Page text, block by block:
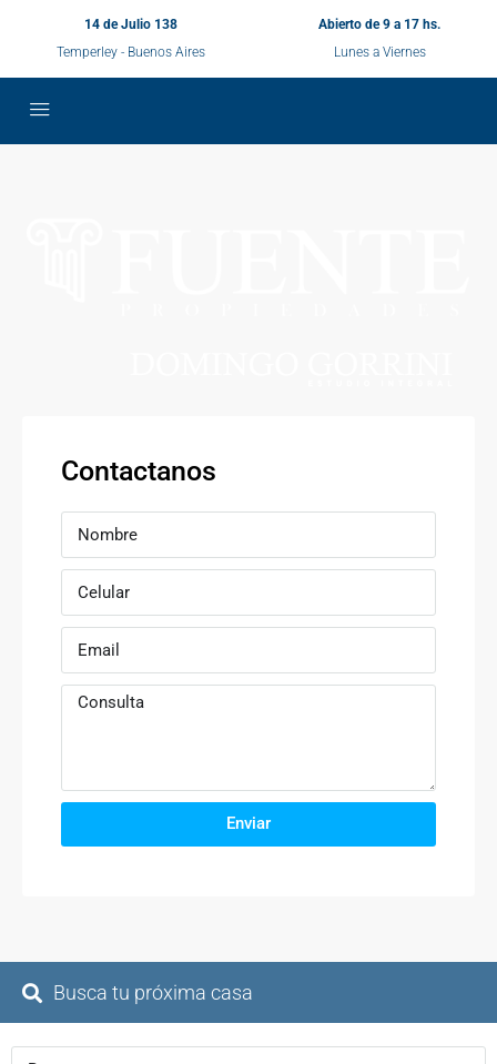
14 de Julio 138
Temperley - Buenos Aires
Abierto de 9 a 17 hs.
Lunes a Viernes
Contactanos
Enviar
Busca tu próxima casa